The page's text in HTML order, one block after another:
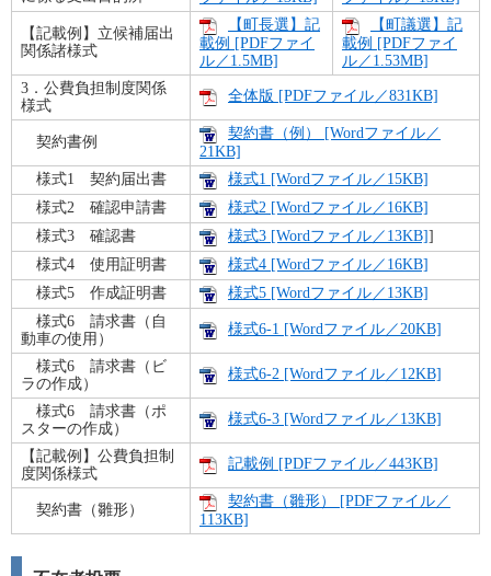
【記載例】立候補届出
関係諸様式
【町長選】記
載例 [PDFファイ
ル／1.5MB]
【町議選】記
載例 [PDFファイ
ル／1.53MB]
3．公費負担制度関係
様式
全体版 [PDFファイル／831KB]
契約書例
契約書（例） [Wordファイル／
21KB]
様式1 契約届出書
様式1 [Wordファイル／15KB]
様式2 確認申請書
様式2 [Wordファイル／16KB]
様式3 確認書
様式3 [Wordファイル／13KB]]
様式4 使用証明書
様式4 [Wordファイル／16KB]
様式5 作成証明書
様式5 [Wordファイル／13KB]
様式6 請求書（自
動車の使用）
様式6-1 [Wordファイル／20KB]
様式6 請求書（ビ
ラの作成）
様式6-2 [Wordファイル／12KB]
様式6 請求書（ポ
スターの作成）
様式6-3 [Wordファイル／13KB]
【記載例】公費負担制
度関係様式
記載例 [PDFファイル／443KB]
契約書（雛形）
契約書（雛形） [PDFファイル／
113KB]